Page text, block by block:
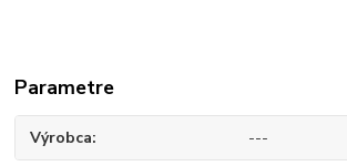
Parametre
Výrobca ---